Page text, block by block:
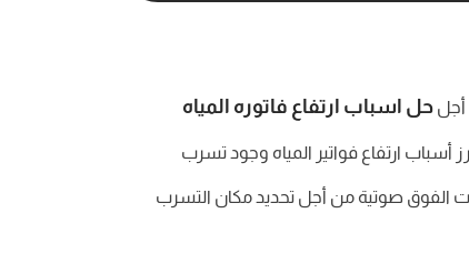
أجل حل اسباب ارتفاع فاتوره المياه
ارتفاع فواتير المياه وجود تسرب
الفوق صوتية من أجل تحديد مكان التسرب